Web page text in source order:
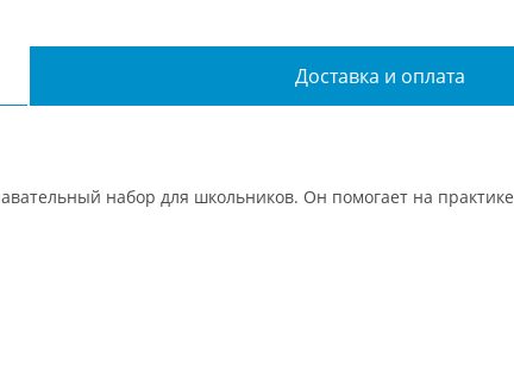
набор для школьников. Он помогает на практике
Доставка и оплата